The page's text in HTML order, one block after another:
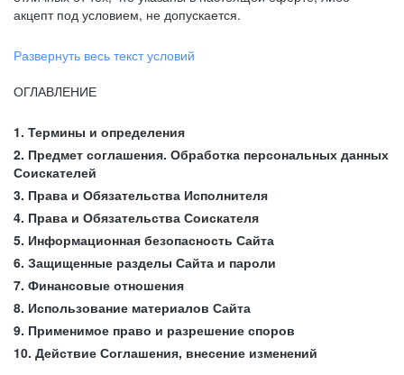
акцепт под условием, не допускается.
Развернуть весь текст условий
ОГЛАВЛЕНИЕ
1. Термины и определения
2. Предмет соглашения. Обработка персональных данных
Соискателей
3. Права и Обязательства Исполнителя
4. Права и Обязательства Соискателя
5. Информационная безопасность Сайта
6. Защищенные разделы Сайта и пароли
7. Финансовые отношения
8. Использование материалов Сайта
9. Применимое право и разрешение споров
10. Действие Соглашения, внесение изменений